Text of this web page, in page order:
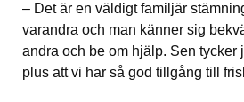
– Det är en väldigt familjär
varandra och man känner sig
andra och be om hjälp. Sen tycker
plus att vi har så god tillgång till